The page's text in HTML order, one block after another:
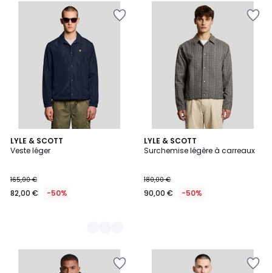
LYLE & SCOTT
Veste léger
165,00 €
82,00 € -50%
2
Couleurs
LYLE & SCOTT
Surchemise légère à carreaux
180,00 €
90,00 € -50%